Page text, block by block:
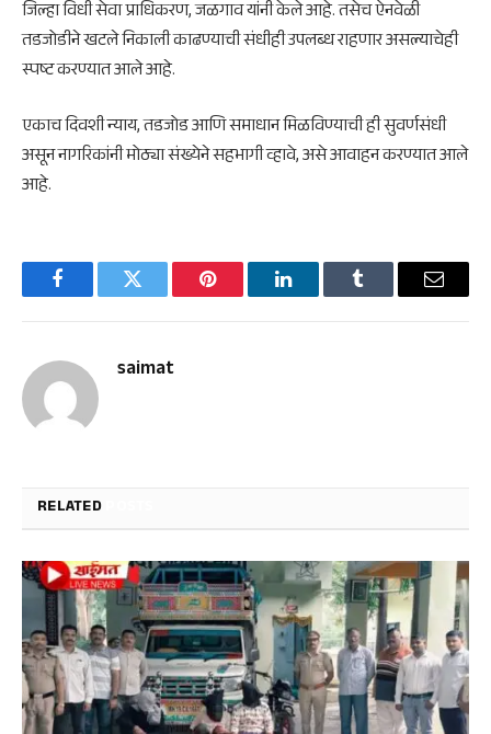
जिल्हा विधी सेवा प्राधिकरण, जळगाव यांनी केले आहे. तसेच ऐनवेळी
तडजोडीने खटले निकाली काढण्याची संधीही उपलब्ध राहणार असल्याचेही
स्पष्ट करण्यात आले आहे.
एकाच दिवशी न्याय, तडजोड आणि समाधान मिळविण्याची ही सुवर्णसंधी
असून नागरिकांनी मोठ्या संख्येने सहभागी व्हावे, असे आवाहन करण्यात आले
आहे.
FacebookTwitter Pinterest LinkedInTumblr Email
saimat
RELATED